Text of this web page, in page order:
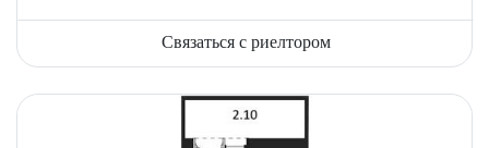
Связаться с риелтором